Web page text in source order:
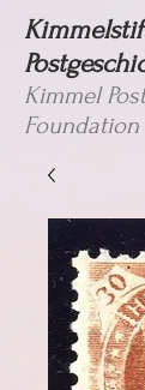
Kimmel
Foundation